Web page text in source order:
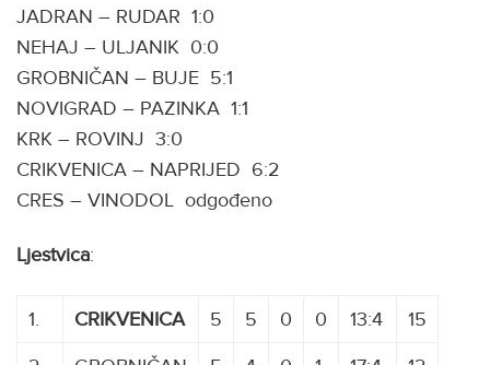
JADRAN – RUDAR 1:0
NEHAJ – ULJANIK 0:0
GROBNIČAN – BUJE 5:1
NOVIGRAD – PAZINKA 1:1
KRK – ROVINJ 3:0
CRIKVENICA – NAPRIJED 6:2
CRES – VINODOL odgođeno
Ljestvica:
1. CRIKVENICA 5 5 0 0 13:4
15